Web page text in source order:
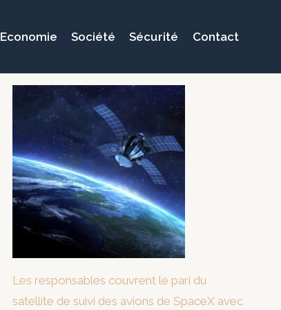
Economie Société Sécurité Contact
Les responsables couvrent le pari du
satellite de suivi des avions de SpaceX avec